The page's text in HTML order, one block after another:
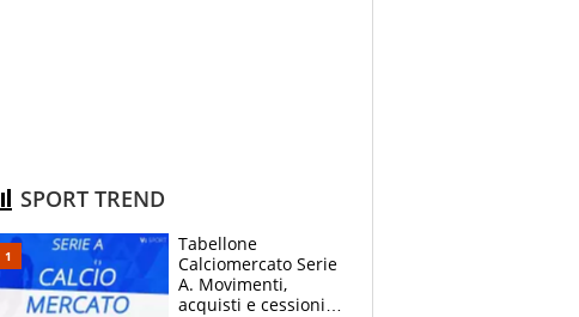
SPORT TREND
Tabellone
Calciomercato Serie
A. Movimenti,
acquisti e cessioni: